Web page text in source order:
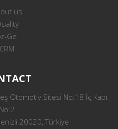
us
Ge
CRM
Otomotiv Sitesi No:18 İç Kapı
No:2
20020, Türkiye